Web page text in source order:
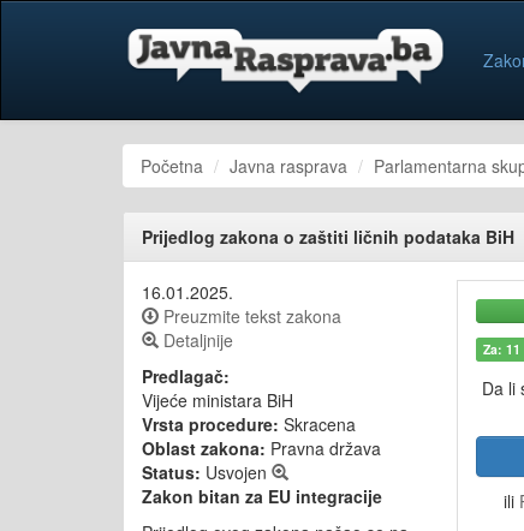
Početna Javna rasprava Parlamentarna
Prijedlog zakona o zaštiti ličnih podataka BiH
Za: 11
Da li
ili
16.01.2025.
Preuzmite tekst zakona
Detaljnije
Predlagač:
Vijeće ministara BiH
Vrsta procedure: Skracena
Oblast zakona: Pravna država
Status: Usvojen
Zakon bitan za EU integracije